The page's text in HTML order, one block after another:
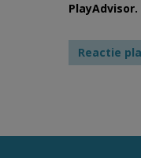
PlayAdvisor.